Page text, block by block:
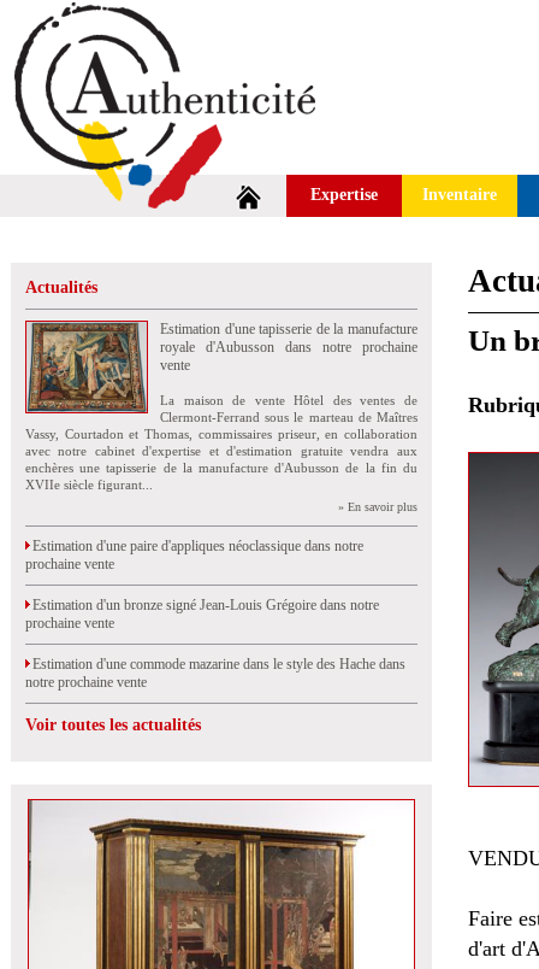
Expertise Inventaire
Actualités
Estimation d'une tapisserie de la manufacture
royale d'Aubusson dans notre prochaine
vente
La maison de vente Hôtel des ventes de
Clermont-Ferrand sous le marteau de Maîtres
Vassy, Courtadon et Thomas, commissaires priseur, en collaboration
avec notre cabinet d'expertise et d'estimation gratuite vendra aux
enchères une tapisserie de la manufacture d'Aubusson de la fin du
XVIIe siècle figurant...
» En savoir plus
Estimation d'une paire d'appliques néoclassique dans notre
prochaine vente
Estimation d'un bronze signé Jean-Louis Grégoire dans notre
prochaine vente
Estimation d'une commode mazarine dans le style des Hache dans
notre prochaine vente
Voir toutes les actualités
Un
Faire
d'art